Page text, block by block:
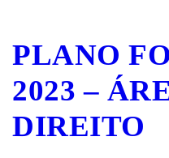
PLANO
2023 –
DIREITO